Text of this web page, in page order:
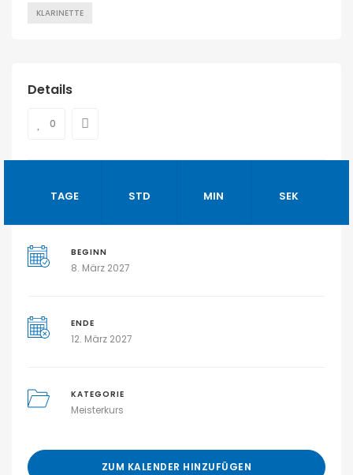
KLARINETTE
Details
0
TAGE STD MIN SEK
BEGINN
8. März 2027
ENDE
12. März 2027
KATEGORIE
Meisterkurs
ZUM KALENDER HINZUFÜGEN